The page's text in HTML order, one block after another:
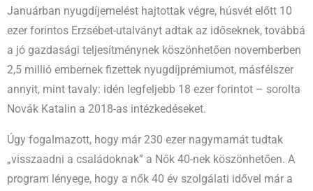
Januárban nyugdíjemelést hajtottak végre, húsvét előtt 10
ezer forintos Erzsébet-utalványt adtak az időseknek, továbbá
a jó gazdasági teljesítménynek köszönhetően novemberben
2,5 millió embernek fizettek nyugdíjprémiumot, másfélszer
annyit, mint tavaly: idén legfeljebb 18 ezer forintot – sorolta
Novák Katalin a 2018-as intézkedéseket.
Úgy fogalmazott, hogy már 230 ezer nagymamát tudtak
„visszaadni a családoknak” a Nők 40-nek köszönhetően. A
program lényege, hogy a nők 40 év szolgálati idővel már a